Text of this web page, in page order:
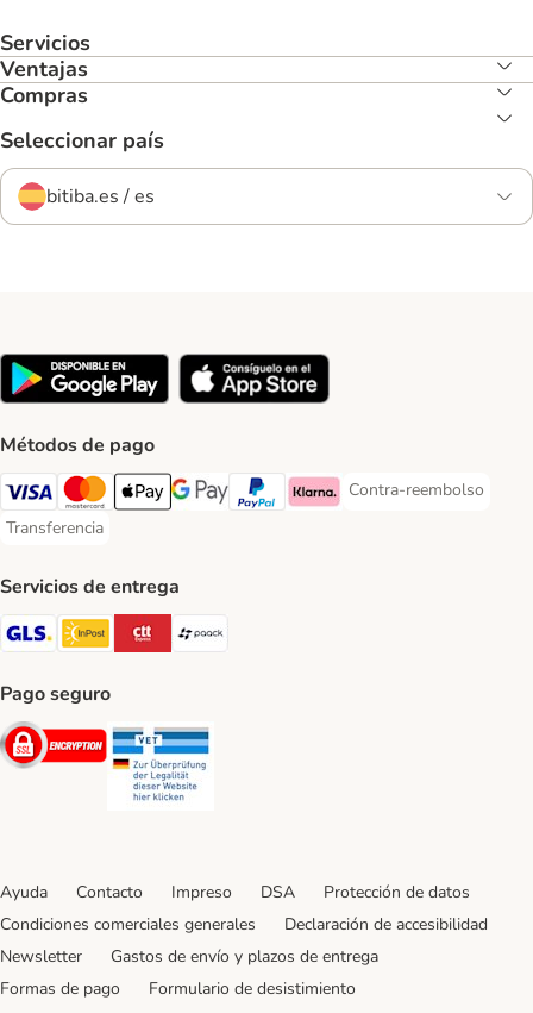
Servicios
Ventajas
Compras
Seleccionar país
bitiba.es / es
Métodos de pago
Visa Payment Method
Mastercard Payment Method
Apple Pay Payment Method
Google Pay Payment Method
PayPal Payment Method
Klarna Payment Method
Contra-reembolso
Contra-reembolso
Transferencia
Transferencia Payment Method
Servicios de entrega
GLS Shipping Method
InPost Shipping Method
CTTExpress Shipping Method
paack Shipping Method
Pago seguro
Security
Ayuda Contacto Impreso DSA
Protección de datos
Condiciones comerciales generales
Declaración de accesibilidad
Newsletter
Gastos de envío y plazos de entrega
Formas de pago
Formulario de desistimiento